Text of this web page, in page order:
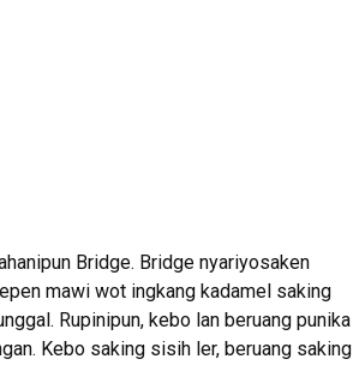
Bridge. Bridge nyariyosaken
mawi wot ingkang kadamel saking
Rupinipun, kebo lan beruang punika
Kebo saking sisih ler, beruang saking